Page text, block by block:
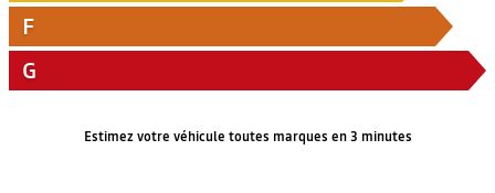
F
G
Estimez votre véhicule toutes marques en 3 minutes